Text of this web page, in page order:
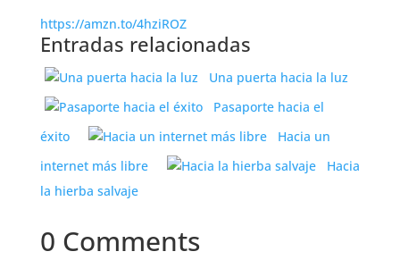
https://amzn.to/4hziROZ
Entradas relacionadas
Una puerta hacia la luz
Pasaporte hacia el
éxito
Hacia un
internet más libre
Hacia
la hierba salvaje
0 Comments